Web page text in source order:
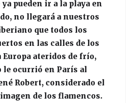
pueden ir a la playa en
no llegará a nuestros
que todos los
en las calles de los
Europa ateridos de frío,
le ocurrió en París al
Robert, considerado el
de los flamencos.